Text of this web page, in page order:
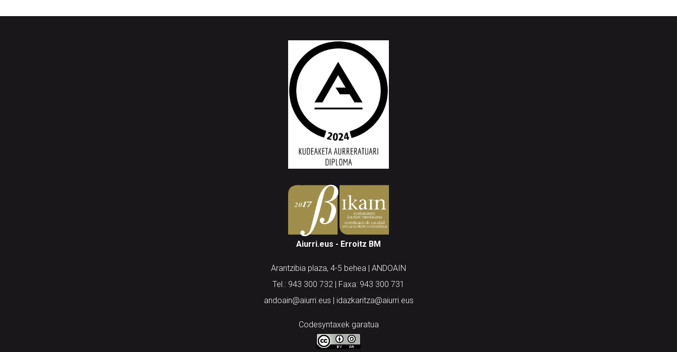
Aiurri.eus - Erroitz BM
Arantzibia plaza, 4-5 behea | ANDOAIN
Tel.: 943 300 732 | Faxa: 943 300 731
andoain@aiurri.eus | idazkaritza@aiurri.eus
Codesyntaxek garatua